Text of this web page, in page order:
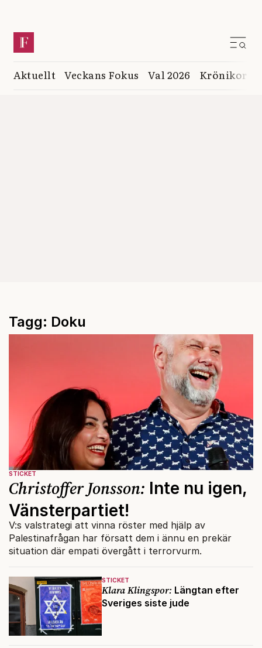
Aktuellt Veckans Fokus Val 2026 Krönikor
Tagg: Doku
STICKET
Klara Klingspor: Längtan efter
Sveriges siste jude
STICKET
Christoffer Jonsson: Inte nu igen,
Vänsterpartiet!
V:s valstrategi att vinna röster med hjälp av
Palestinafrågan har försatt dem i ännu en prekär
situation där empati övergått i terrorvurm.